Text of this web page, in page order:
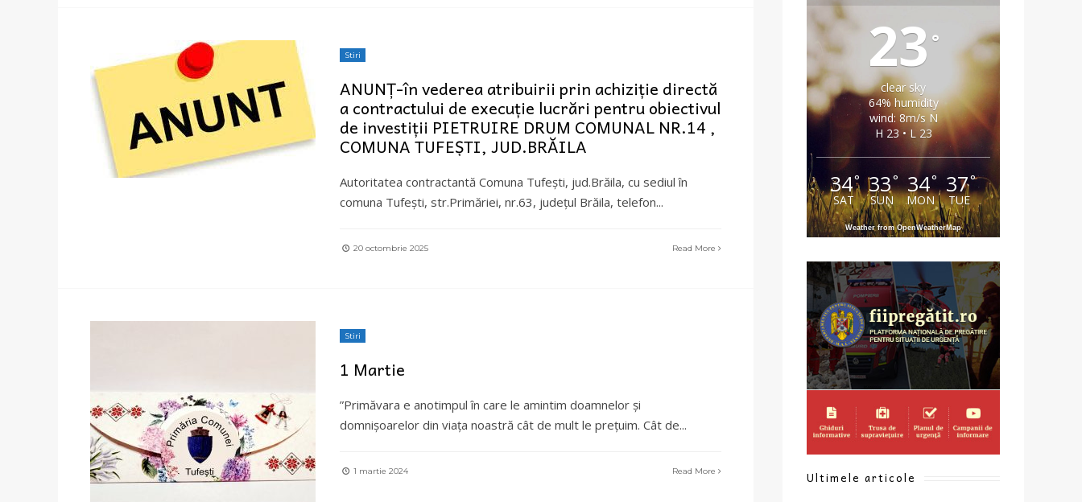
Stiri
ANUNȚ-în vederea atribuirii prin achiziție directă
a contractului de execuție lucrări pentru obiectivul
de investiții PIETRUIRE DRUM COMUNAL NR.14 ,
COMUNA TUFEȘTI, JUD.BRĂILA
Autoritatea contractantă Comuna Tufești, jud.Brăila, cu sediul în
comuna Tufești, str.Primăriei, nr.63, județul Brăila, telefon...
20 octombrie 2025 Read More
Stiri
1 Martie
”Primăvara e anotimpul în care le amintim doamnelor și
domnișoarelor din viața noastră cât de mult le prețuim. Cât de...
1 martie 2024 Read More
23 °
clear sky
64% humidity
wind: 8m/s N
H 23 • L 23
34°
SAT
33°
SUN
34°
MON
37°
TUE
Weather from OpenWeatherMap
Ultimele articole